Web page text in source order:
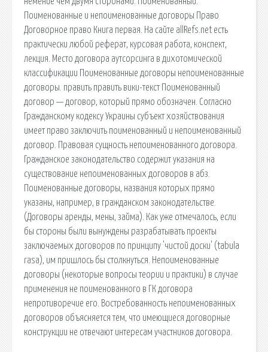
Поименованные и непоименованные договоры Право
Договорное право Книга первая. На сайте allRefs.net есть
практически любой реферат, курсовая работа, конспект,
лекция. Место договора аутсорсинга в дихотомической
классификации Поименованные договоры непоименованные
договоры. править править вики-текст Поименованный
договор — договор, который прямо обозначен. Согласно
Гражданскому кодексу Украины субъект хозяйствования
имеет право заключить поименованный и непоименованный
договор. Правовая сущность непоименованного договора.
Гражданское законодательство содержит указания на
существование непоименованных договоров в абз.
Поименованные договоры, названия которых прямо
указаны, например, в гражданском законодательстве.
(Договоры аренды, мены, займа). Как уже отмечалось, если
бы стороны были вынуждены разрабатывать проекты
заключаемых договоров по принципу 'чистой доски' (tabula
rasa), им пришлось бы столкнуться. Непоименованные
договоры (некоторые вопросы теории и практики) в случае
применения не поименованного в ГК договора
непротиворечие его. Востребованность непоименованных
договоров объясняется тем, что имеющиеся договорные
конструкции не отвечают интересам участников договора.